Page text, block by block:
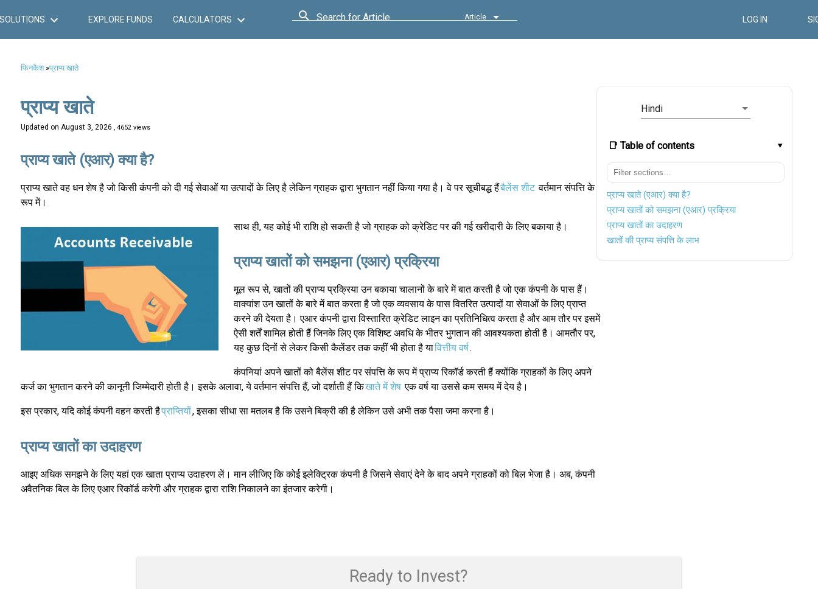
SOLUTIONS EXPLORE FUNDS CALCULATORS Search for Article Article LOG IN
फिनकैश»प्राप्य खाते
Hindi
📑 Table of contents
प्राप्य खाते (एआर) क्या है?
प्राप्य खातों को समझना (एआर) प्रक्रिया
प्राप्य खातों का उदाहरण
खातों की प्राप्य संपत्ति के लाभ
प्राप्य खाते
Updated on August 3, 2026 , 4652 views
प्राप्य खाते (एआर) क्या है?
प्राप्य खाते वह धन शेष है जो किसी कंपनी को दी गई सेवाओं या उत्पादों के लिए है लेकिन ग्राहक द्वारा भुगतान नहीं किया गया है। वे पर सूचीबद्ध हैंबैलेंस शीट वर्तमान संपत्ति के
रूप में।
साथ ही, यह कोई भी राशि हो सकती है जो ग्राहक को क्रेडिट पर की गई खरीदारी के लिए बकाया है।
प्राप्य खातों को समझना (एआर) प्रक्रिया
मूल रूप से, खातों की प्राप्य प्रक्रिया उन बकाया चालानों के बारे में बात करती है जो एक कंपनी के पास हैं।
वाक्यांश उन खातों के बारे में बात करता है जो एक व्यवसाय के पास वितरित उत्पादों या सेवाओं के लिए प्राप्त
करने की देयता है। एआर कंपनी द्वारा विस्तारित क्रेडिट लाइन का प्रतिनिधित्व करता है और आम तौर पर इसमें
ऐसी शर्तें शामिल होती हैं जिनके लिए एक विशिष्ट अवधि के भीतर भुगतान की आवश्यकता होती है। आमतौर पर,
यह कुछ दिनों से लेकर किसी कैलेंडर तक कहीं भी होता है यावित्तीय वर्ष.
कंपनियां अपने खातों को बैलेंस शीट पर संपत्ति के रूप में प्राप्य रिकॉर्ड करती हैं क्योंकि ग्राहकों के लिए अपने
कर्ज का भुगतान करने की कानूनी जिम्मेदारी होती है। इसके अलावा, ये वर्तमान संपत्ति हैं, जो दर्शाती हैं किखाते में शेष एक वर्ष या उससे कम समय में देय है।
इस प्रकार, यदि कोई कंपनी वहन करती हैप्राप्तियों, इसका सीधा सा मतलब है कि उसने बिक्री की है लेकिन उसे अभी तक पैसा जमा करना है।
प्राप्य खातों का उदाहरण
आइए अधिक समझने के लिए यहां एक खाता प्राप्य उदाहरण लें। मान लीजिए कि कोई इलेक्ट्रिक कंपनी है जिसने सेवाएं देने के बाद अपने ग्राहकों को बिल भेजा है। अब, कंपनी
अवैतनिक बिल के लिए एआर रिकॉर्ड करेगी और ग्राहक द्वारा राशि निकालने का इंतजार करेगी।
Ready to Invest?